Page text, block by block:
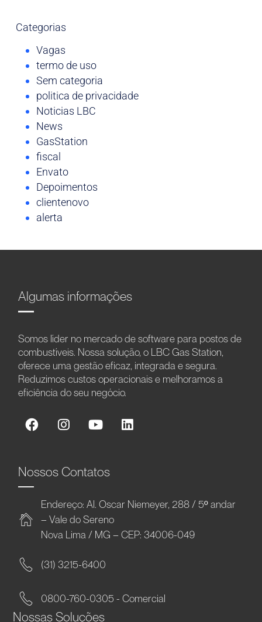
Categorias
Vagas
termo de uso
Sem categoria
politica de privacidade
Noticias LBC
News
GasStation
fiscal
Envato
Depoimentos
clientenovo
alerta
Algumas informações
Somos líder no mercado de software para postos de
combustíveis. Nossa solução, o LBC Gas Station,
oferece uma gestão eficaz, integrada e segura.
Reduzimos custos operacionais e melhoramos a
eficiência do seu negócio.
Nossos Contatos
Endereço: Al. Oscar Niemeyer, 288 / 5º andar
– Vale do Sereno
Nova Lima / MG – CEP: 34006-049
(31) 3215-6400
0800-760-0305 - Comercial
Nossas Soluções